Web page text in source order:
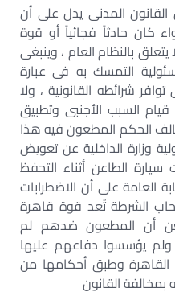
فى المادة 165 من القانون المدنى يدل على أن
كان حادثاً فجائياً أو قوة
بالنظام العام ، وينبغى
التمسك به فى عبارة
شرائطه القانونية ، ولا
السبب الأجنبى وتطبيق
الحكم المطعون فيه هذا
وزارة الداخلية عن تعويض
الطاعن أثناء التحفظ
العامة على أن الاضطرابات
25 يناير وانسحاب الشرطة تُعد قوة قاهرة
أن المطعون ضدهم لم
ولم يؤسسوا دفاعهم عليها
القاهرة وطبق أحكامها من
القانون